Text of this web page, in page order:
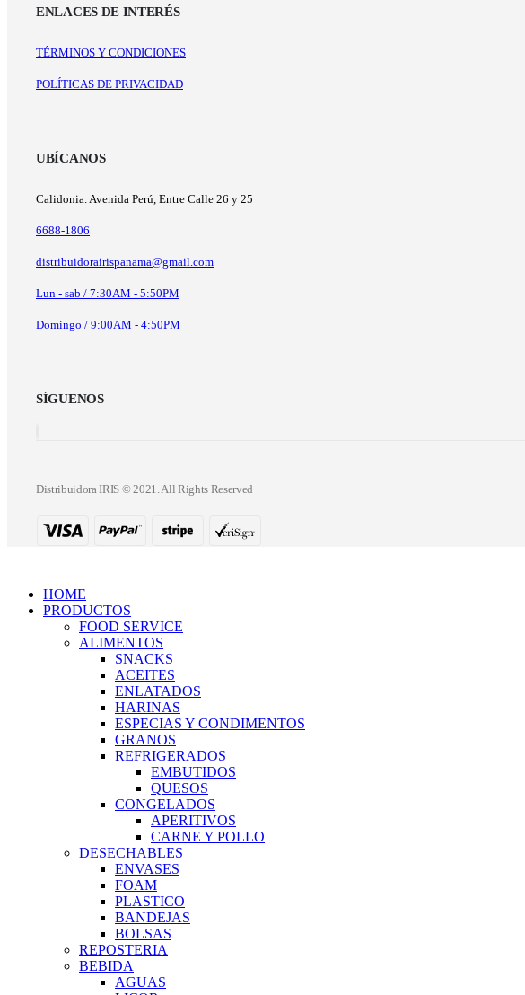
ENLACES DE INTERÉS
TÉRMINOS Y CONDICIONES
POLÍTICAS DE PRIVACIDAD
UBÍCANOS
Calidonia. Avenida Perú, Entre Calle 26 y 25
6688-1806
distribuidorairispanama@gmail.com
Lun - sab / 7:30AM - 5:50PM
Domingo / 9:00AM - 4:50PM
SÍGUENOS
Distribuidora IRIS © 2021. All Rights Reserved
HOME
PRODUCTOS
FOOD SERVICE
ALIMENTOS
SNACKS
ACEITES
ENLATADOS
HARINAS
ESPECIAS Y CONDIMENTOS
GRANOS
REFRIGERADOS
EMBUTIDOS
QUESOS
CONGELADOS
APERITIVOS
CARNE Y POLLO
DESECHABLES
ENVASES
FOAM
PLASTICO
BANDEJAS
BOLSAS
REPOSTERIA
BEBIDA
AGUAS